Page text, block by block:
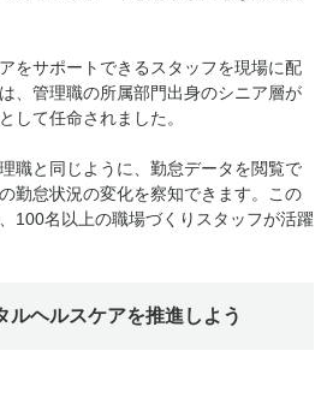
をサポートできるスタッフを現場に配
、管理職の所属部門出身のシニア層が
して任命されました。
職と同じように、勤怠データを閲覧で
勤怠状況の変化を察知できます。この
100名以上の職場づくりスタッフが活躍
ルヘルスケアを推進しよう